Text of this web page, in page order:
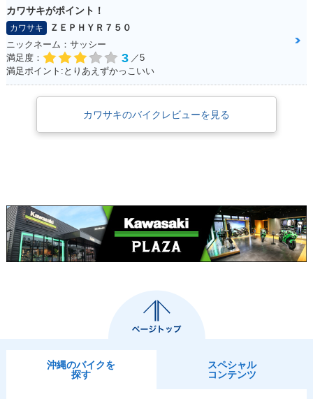
カワサキがポイント！
カワサキ
ＺＥＰＨＹＲ７５０
ニックネーム：サッシー
満足度：
3 ／5
満足ポイント:とりあえずかっこいい
カワサキのバイクレビューを見る
沖縄のバイクを
探す
スペシャル
コンテンツ